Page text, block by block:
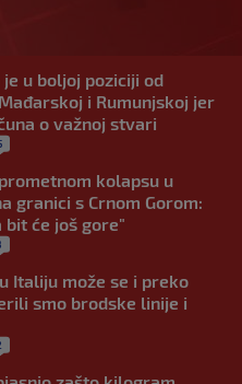
je u boljoj poziciji od
i Rumunjskoj jer
o važnoj stvari
kolapsu u
granici s Crnom Gorom:
bit će još gore"
Italiju može se i preko
smo brodske linije i